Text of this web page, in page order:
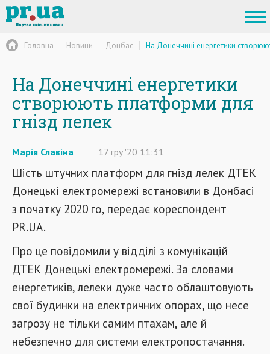
Головна Новини Донбас На Донеччині енергетики
На Донеччині енергетики
створюють платформи для
гнізд лелек
Марія Славіна 17 гру '20 11:31
Шість штучних платформ для гнізд лелек ДТЕК
Донецькі електромережі встановили в Донбасі
з початку 2020 го, передає кореспондент
PR.UA.
Про це повідомили у відділі з комунікацій
ДТЕК Донецькі електромережі. За словами
енергетиків, лелеки дуже часто облаштовують
свої будинки на електричних опорах, що несе
загрозу не тільки самим птахам, але й
небезпечно для системи електропостачання.